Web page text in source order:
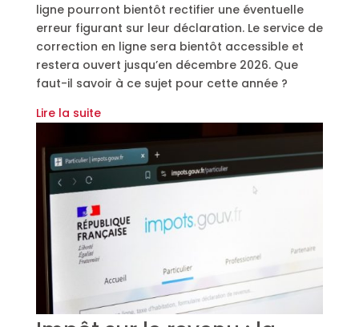
ligne pourront bientôt rectifier une éventuelle
erreur figurant sur leur déclaration. Le service de
correction en ligne sera bientôt accessible et
restera ouvert jusqu’en décembre 2026. Que
faut-il savoir à ce sujet pour cette année ?
Lire la suite